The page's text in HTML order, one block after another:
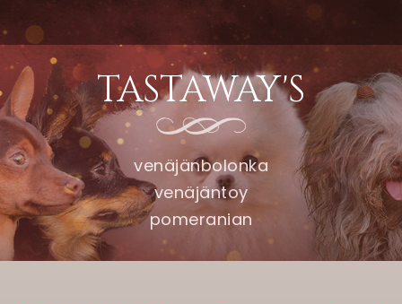
TASTAWAY'S
venäjänbolonka
venäjäntoy
pomeranian